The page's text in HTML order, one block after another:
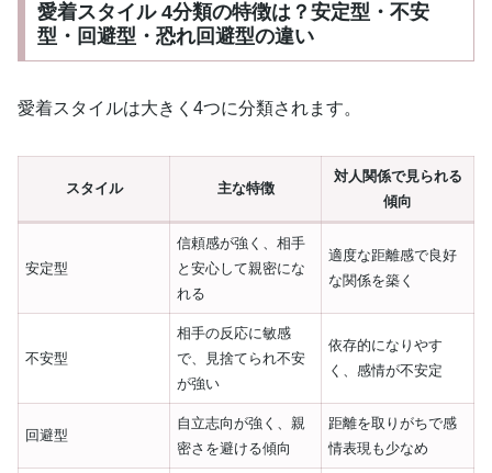
愛着スタイル 4分類の特徴は？安定型・不安
型・回避型・恐れ回避型の違い
愛着スタイルは大きく4つに分類されます。
スタイル 主な特徴
対人関係で見られる
傾向
安定型
信頼感が強く、相手
と安心して親密にな
れる
適度な距離感で良好
な関係を築く
不安型
相手の反応に敏感
で、見捨てられ不安
が強い
依存的になりやす
く、感情が不安定
回避型
自立志向が強く、親
密さを避ける傾向
距離を取りがちで感
情表現も少なめ